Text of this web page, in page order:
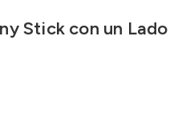
Stick con un Lado